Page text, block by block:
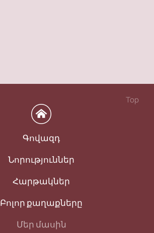
Top
Գովազդ
Նորություններ
Հարթակներ
Բոլոր քաղաքները
Մեր մասին